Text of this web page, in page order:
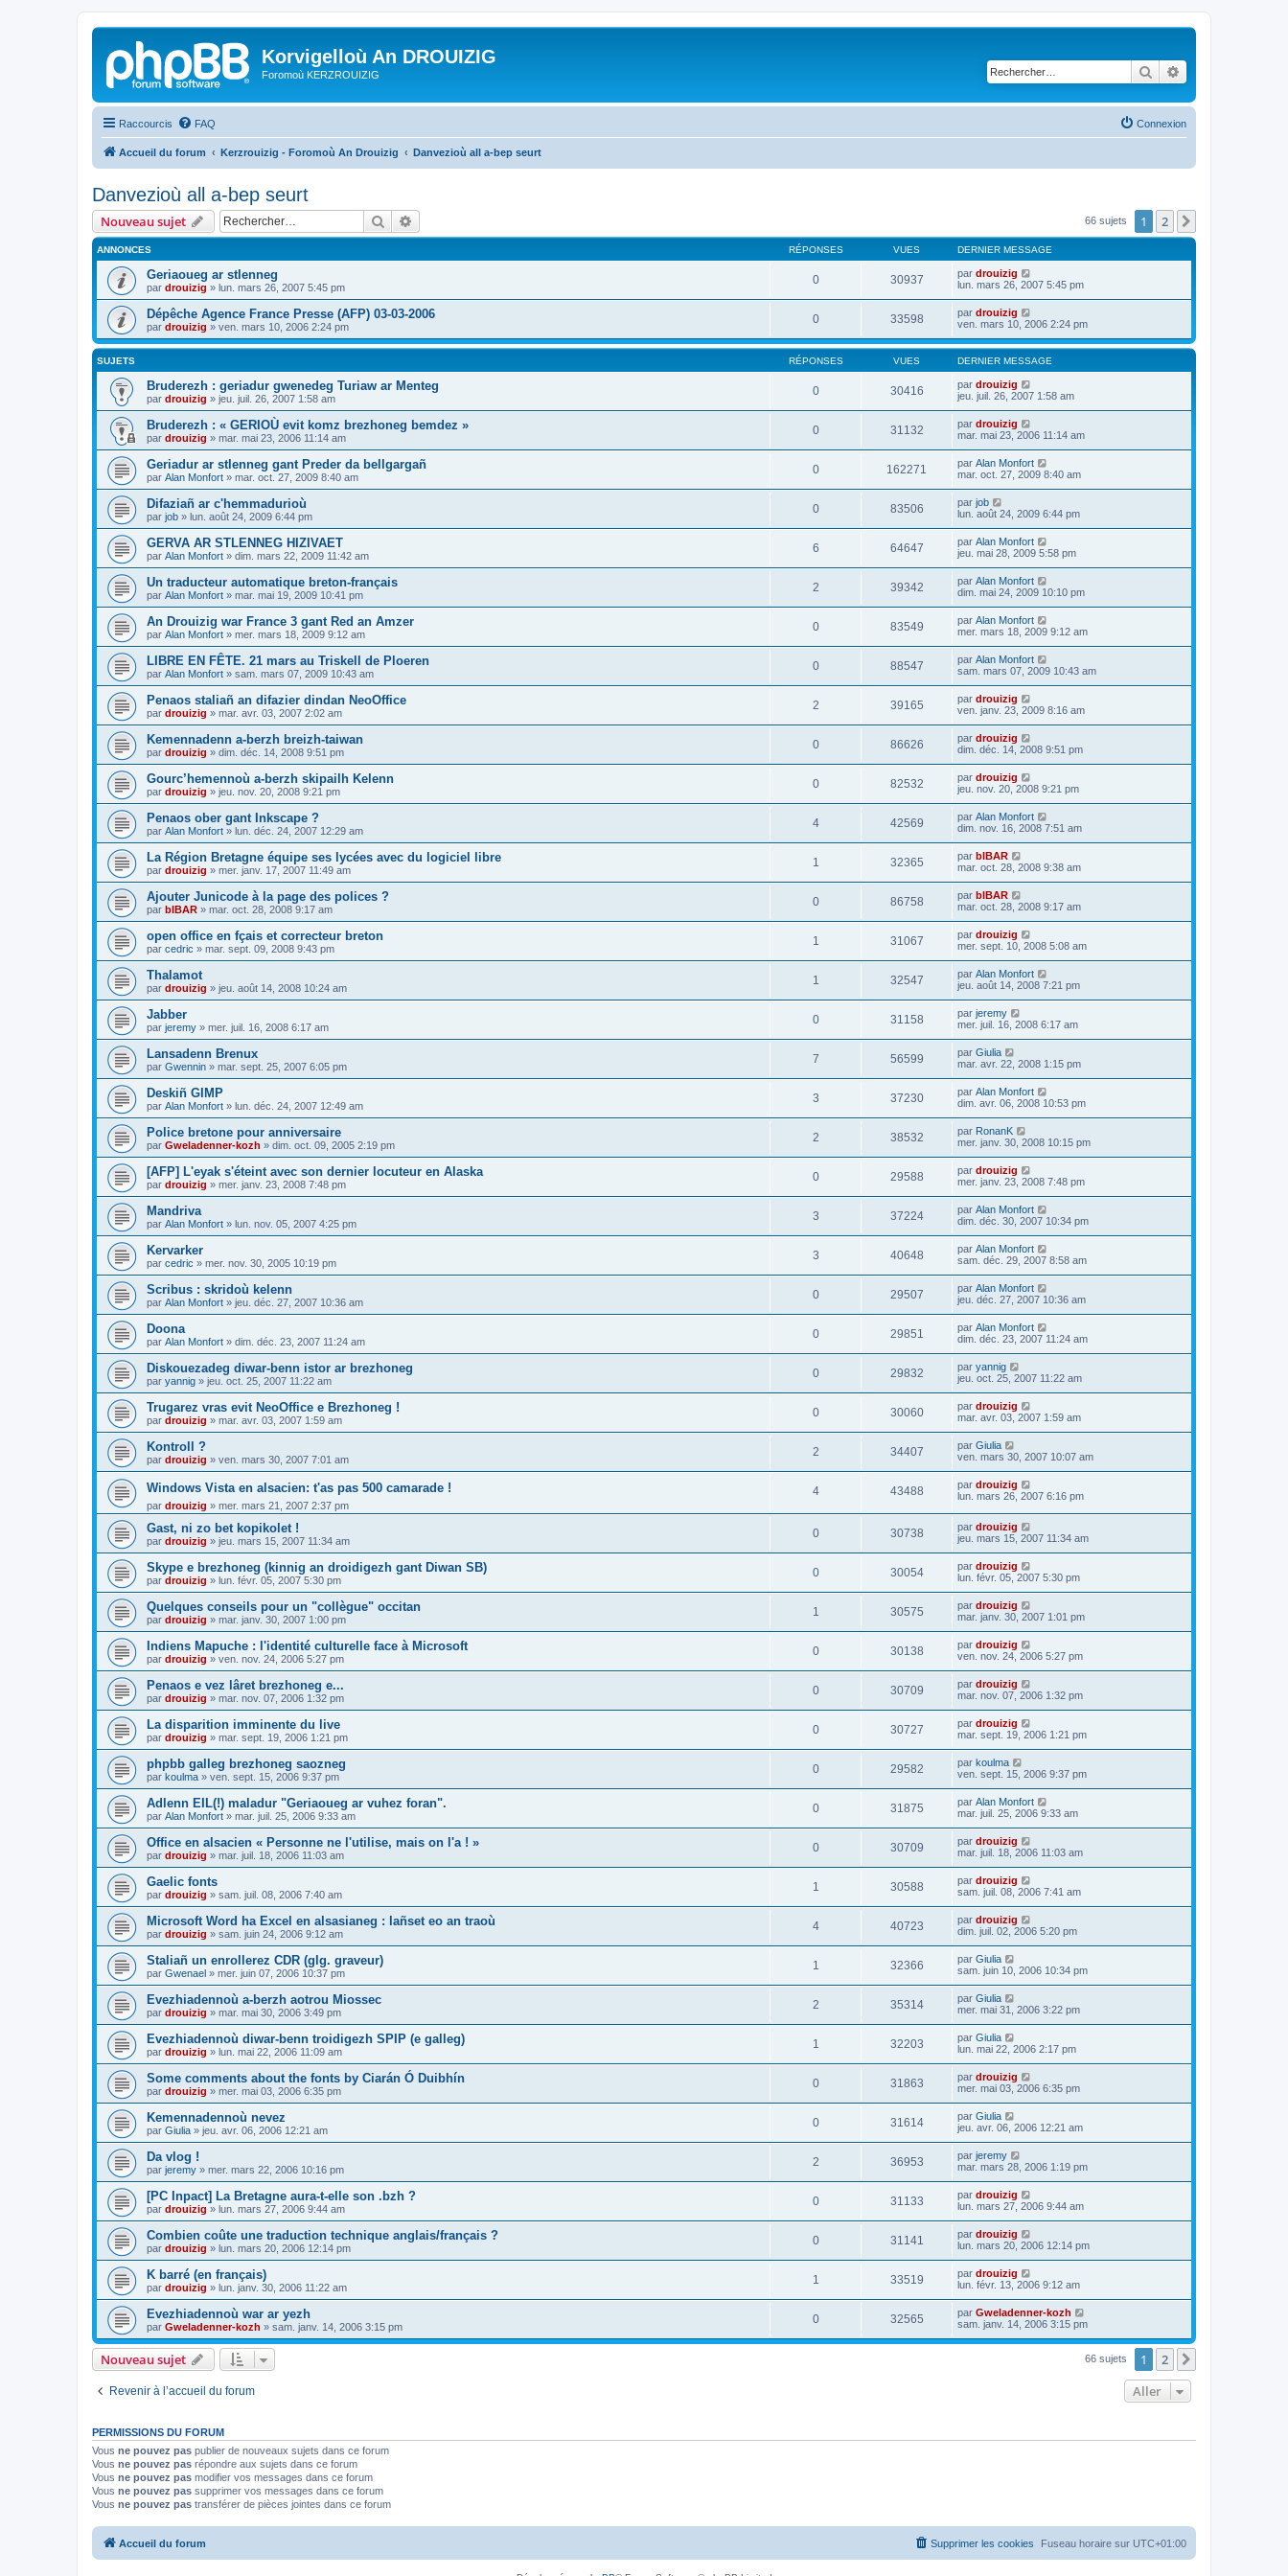
Korvigelloù An DROUIZIG
Foromoù KERZROUIZIG Rechercher
Raccourcis FAQ Connexion
Accueil du forum Kerzrouizig - Foromoù An Drouizig Danvezioù all a-bep seurt
Danvezioù all a-bep seurt
Nouveau sujet Rechercher 66 sujets 1 2
ANNONCES RÉPONSES VUES DERNIER MESSAGE
Geriaoueg ar stlenneg
par drouizig » lun. mars 26, 2007 5:45 pm
0 30937 par drouizig
lun. mars 26, 2007 5:45 pm
Dépêche Agence France Presse (AFP) 03-03-2006
par drouizig » ven. mars 10, 2006 2:24 pm
0 33598 par drouizig
ven. mars 10, 2006 2:24 pm
SUJETS RÉPONSES VUES DERNIER MESSAGE
Bruderezh : geriadur gwenedeg Turiaw ar Menteg
par drouizig » jeu. juil. 26, 2007 1:58 am
0 30416 par drouizig
jeu. juil. 26, 2007 1:58 am
Bruderezh : « GERIOÙ evit komz brezhoneg bemdez »
par drouizig » mar. mai 23, 2006 11:14 am
0 31132 par drouizig
mar. mai 23, 2006 11:14 am
Geriadur ar stlenneg gant Preder da bellgargañ
par Alan Monfort » mar. oct. 27, 2009 8:40 am
0 162271 par Alan Monfort
mar. oct. 27, 2009 8:40 am
Difaziañ ar c'hemmadurioù
par job » lun. août 24, 2009 6:44 pm
0 83506 par job
lun. août 24, 2009 6:44 pm
GERVA AR STLENNEG HIZIVAET
par Alan Monfort » dim. mars 22, 2009 11:42 am
6 64647 par Alan Monfort
jeu. mai 28, 2009 5:58 pm
Un traducteur automatique breton-français
par Alan Monfort » mar. mai 19, 2009 10:41 pm
2 39342 par Alan Monfort
dim. mai 24, 2009 10:10 pm
An Drouizig war France 3 gant Red an Amzer
par Alan Monfort » mer. mars 18, 2009 9:12 am
0 83549 par Alan Monfort
mer. mars 18, 2009 9:12 am
LIBRE EN FÊTE. 21 mars au Triskell de Ploeren
par Alan Monfort » sam. mars 07, 2009 10:43 am
0 88547 par Alan Monfort
sam. mars 07, 2009 10:43 am
Penaos staliañ an difazier dindan NeoOffice
par drouizig » mar. avr. 03, 2007 2:02 am
2 39165 par drouizig
ven. janv. 23, 2009 8:16 am
Kemennadenn a-berzh breizh-taiwan
par drouizig » dim. déc. 14, 2008 9:51 pm
0 86626 par drouizig
dim. déc. 14, 2008 9:51 pm
Gourc’hemennoù a-berzh skipailh Kelenn
par drouizig » jeu. nov. 20, 2008 9:21 pm
0 82532 par drouizig
jeu. nov. 20, 2008 9:21 pm
Penaos ober gant Inkscape ?
par Alan Monfort » lun. déc. 24, 2007 12:29 am
4 42569 par Alan Monfort
dim. nov. 16, 2008 7:51 am
La Région Bretagne équipe ses lycées avec du logiciel libre
par drouizig » mer. janv. 17, 2007 11:49 am
1 32365 par bIBAR
mar. oct. 28, 2008 9:38 am
Ajouter Junicode à la page des polices ?
par bIBAR » mar. oct. 28, 2008 9:17 am
0 86758 par bIBAR
mar. oct. 28, 2008 9:17 am
open office en fçais et correcteur breton
par cedric » mar. sept. 09, 2008 9:43 pm
1 31067 par drouizig
mer. sept. 10, 2008 5:08 am
Thalamot
par drouizig » jeu. août 14, 2008 10:24 am
1 32547 par Alan Monfort
jeu. août 14, 2008 7:21 pm
Jabber
par jeremy » mer. juil. 16, 2008 6:17 am
0 31158 par jeremy
mer. juil. 16, 2008 6:17 am
Lansadenn Brenux
par Gwennin » mar. sept. 25, 2007 6:05 pm
7 56599 par Giulia
mar. avr. 22, 2008 1:15 pm
Deskiñ GIMP
par Alan Monfort » lun. déc. 24, 2007 12:49 am
3 37230 par Alan Monfort
dim. avr. 06, 2008 10:53 pm
Police bretone pour anniversaire
par Gweladenner-kozh » dim. oct. 09, 2005 2:19 pm
2 38532 par RonanK
mer. janv. 30, 2008 10:15 pm
[AFP] L'eyak s'éteint avec son dernier locuteur en Alaska
par drouizig » mer. janv. 23, 2008 7:48 pm
0 29588 par drouizig
mer. janv. 23, 2008 7:48 pm
Mandriva
par Alan Monfort » lun. nov. 05, 2007 4:25 pm
3 37224 par Alan Monfort
dim. déc. 30, 2007 10:34 pm
Kervarker
par cedric » mer. nov. 30, 2005 10:19 pm
3 40648 par Alan Monfort
sam. déc. 29, 2007 8:58 am
Scribus : skridoù kelenn
par Alan Monfort » jeu. déc. 27, 2007 10:36 am
0 29507 par Alan Monfort
jeu. déc. 27, 2007 10:36 am
Doona
par Alan Monfort » dim. déc. 23, 2007 11:24 am
0 29851 par Alan Monfort
dim. déc. 23, 2007 11:24 am
Diskouezadeg diwar-benn istor ar brezhoneg
par yannig » jeu. oct. 25, 2007 11:22 am
0 29832 par yannig
jeu. oct. 25, 2007 11:22 am
Trugarez vras evit NeoOffice e Brezhoneg !
par drouizig » mar. avr. 03, 2007 1:59 am
0 30060 par drouizig
mar. avr. 03, 2007 1:59 am
Kontroll ?
par drouizig » ven. mars 30, 2007 7:01 am
2 34407 par Giulia
ven. mars 30, 2007 10:07 am
Windows Vista en alsacien: t'as pas 500 camarade !
par drouizig » mer. mars 21, 2007 2:37 pm
4 43488 par drouizig
lun. mars 26, 2007 6:16 pm
Gast, ni zo bet kopikolet !
par drouizig » jeu. mars 15, 2007 11:34 am
0 30738 par drouizig
jeu. mars 15, 2007 11:34 am
Skype e brezhoneg (kinnig an droidigezh gant Diwan SB)
par drouizig » lun. févr. 05, 2007 5:30 pm
0 30054 par drouizig
lun. févr. 05, 2007 5:30 pm
Quelques conseils pour un "collègue" occitan
par drouizig » mar. janv. 30, 2007 1:00 pm
1 30575 par drouizig
mar. janv. 30, 2007 1:01 pm
Indiens Mapuche : l'identité culturelle face à Microsoft
par drouizig » ven. nov. 24, 2006 5:27 pm
0 30138 par drouizig
ven. nov. 24, 2006 5:27 pm
Penaos e vez lâret brezhoneg e...
par drouizig » mar. nov. 07, 2006 1:32 pm
0 30709 par drouizig
mar. nov. 07, 2006 1:32 pm
La disparition imminente du live
par drouizig » mar. sept. 19, 2006 1:21 pm
0 30727 par drouizig
mar. sept. 19, 2006 1:21 pm
phpbb galleg brezhoneg saozneg
par koulma » ven. sept. 15, 2006 9:37 pm
0 29582 par koulma
ven. sept. 15, 2006 9:37 pm
Adlenn EIL(!) maladur "Geriaoueg ar vuhez foran".
par Alan Monfort » mar. juil. 25, 2006 9:33 am
0 31875 par Alan Monfort
mar. juil. 25, 2006 9:33 am
Office en alsacien « Personne ne l'utilise, mais on l'a ! »
par drouizig » mar. juil. 18, 2006 11:03 am
0 30709 par drouizig
mar. juil. 18, 2006 11:03 am
Gaelic fonts
par drouizig » sam. juil. 08, 2006 7:40 am
1 30588 par drouizig
sam. juil. 08, 2006 7:41 am
Microsoft Word ha Excel en alsasianeg : lañset eo an traoù
par drouizig » sam. juin 24, 2006 9:12 am
4 40723 par drouizig
dim. juil. 02, 2006 5:20 pm
Staliañ un enrollerez CDR (glg. graveur)
par Gwenael » mer. juin 07, 2006 10:37 pm
1 32366 par Giulia
sam. juin 10, 2006 10:34 pm
Evezhiadennoù a-berzh aotrou Miossec
par drouizig » mar. mai 30, 2006 3:49 pm
2 35314 par Giulia
mer. mai 31, 2006 3:22 pm
Evezhiadennoù diwar-benn troidigezh SPIP (e galleg)
par drouizig » lun. mai 22, 2006 11:09 am
1 32203 par Giulia
lun. mai 22, 2006 2:17 pm
Some comments about the fonts by Ciarán Ó Duibhín
par drouizig » mer. mai 03, 2006 6:35 pm
0 31863 par drouizig
mer. mai 03, 2006 6:35 pm
Kemennadennoù nevez
par Giulia » jeu. avr. 06, 2006 12:21 am
0 31614 par Giulia
jeu. avr. 06, 2006 12:21 am
Da vlog !
par jeremy » mer. mars 22, 2006 10:16 pm
2 36953 par jeremy
mar. mars 28, 2006 1:19 pm
[PC Inpact] La Bretagne aura-t-elle son .bzh ?
par drouizig » lun. mars 27, 2006 9:44 am
0 31133 par drouizig
lun. mars 27, 2006 9:44 am
Combien coûte une traduction technique anglais/français ?
par drouizig » lun. mars 20, 2006 12:14 pm
0 31141 par drouizig
lun. mars 20, 2006 12:14 pm
K barré (en français)
par drouizig » lun. janv. 30, 2006 11:22 am
1 33519 par drouizig
lun. févr. 13, 2006 9:12 am
Evezhiadennoù war ar yezh
par Gweladenner-kozh » sam. janv. 14, 2006 3:15 pm
0 32565 par Gweladenner-kozh
sam. janv. 14, 2006 3:15 pm
Nouveau sujet 66 sujets 1 2
Revenir à l’accueil du forum Aller
PERMISSIONS DU FORUM
Vous ne pouvez pas publier de nouveaux sujets dans ce forum
Vous ne pouvez pas répondre aux sujets dans ce forum
Vous ne pouvez pas modifier vos messages dans ce forum
Vous ne pouvez pas supprimer vos messages dans ce forum
Vous ne pouvez pas transférer de pièces jointes dans ce forum
Accueil du forum Fuseau horaire sur UTC+01:00
Supprimer les cookies